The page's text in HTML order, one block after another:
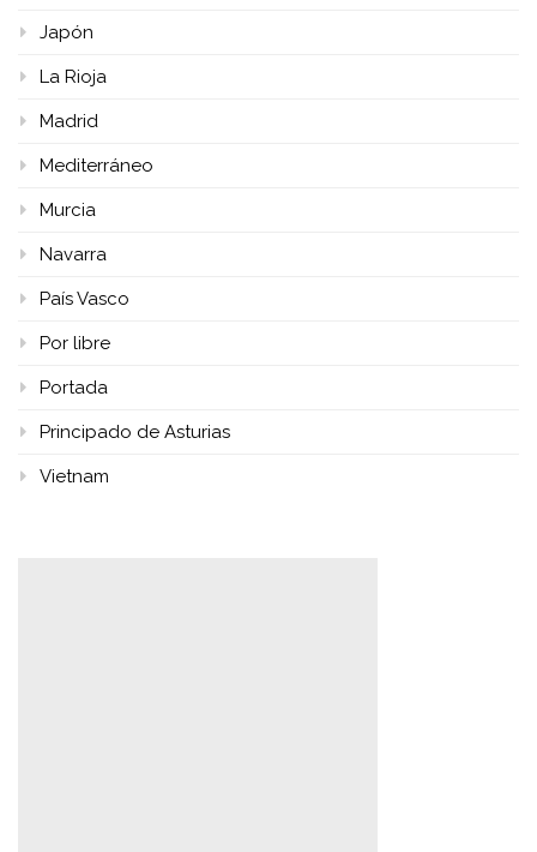
Japón
La Rioja
Madrid
Mediterráneo
Murcia
Navarra
País Vasco
Por libre
Portada
Principado de Asturias
Vietnam